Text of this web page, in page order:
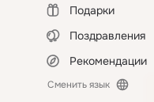
Подарки
Поздравления
Рекомендации
Сменить язык